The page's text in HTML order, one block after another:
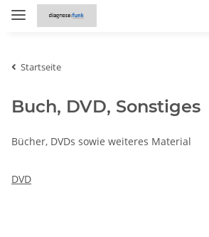
Startseite
Buch, DVD, Sonstiges
Bücher, DVDs sowie weiteres Material
DVD